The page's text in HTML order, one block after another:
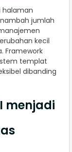
halaman
jumlah
kecil
Framework
templat
dibanding
menjadi